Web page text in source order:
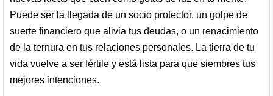
Puede ser la llegada de un socio protector, un golpe de
suerte financiero que alivia tus deudas, o un renacimiento
de la ternura en tus relaciones personales. La tierra de tu
vida vuelve a ser fértile y está lista para que siembres tus
mejores intenciones.